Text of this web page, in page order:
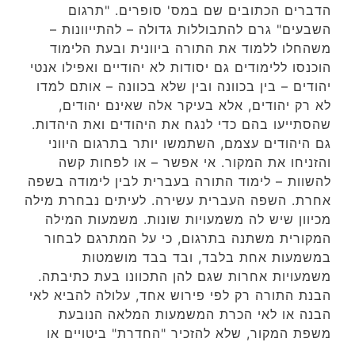
הדברים הכתובים שם במס' סופרים. "תרגום
השבעים" גרם להתבוללות גדולה – להתייוונות –
משהחלו ללמוד את התורה ביוונית ובעת הלימוד
הוכנסו ללימודים גם יסודות לא יהודיים ואפילו אנטי
יהודים – בין בכוונה ובין שלא בכוונה – אותם למדו
לא רק יהודים, אלא בעיקר אלה שאינם יהודים,
שהסתייעו בהם כדי לנגח את היהודים ואת היהדות.
גם היהודים עצמם, השתמשו יותר בתרגום היווני
והזניחו את המקור. אי אפשר – או לפחות קשה
להשוות – לימוד התורה בעברית לבין לימודה בשפה
אחרת. השפה העברית עשירה. לעיתים נבחרת מילה
מכיוון שיש לה משמעויות שונות. משמעות המילה
המקורית משתנה בתרגום, כי על המתרגם לבחור
במשמעות אחת בלבד, ובד בבד מושמטות
משמעויות אחרות שגם להן התכוונו בעת כתיבתה.
הבנת התורה רק לפי פירוש אחד, עלולה להביא לאי
הבנה או לאי הכרת המשמעות המלאה הנובעת
משפת המקור, שלא להזכיר "החדרת" ביטויים או